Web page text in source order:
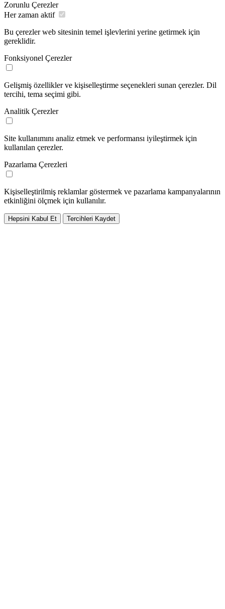
Zorunlu Çerezler
Her zaman aktif
Bu çerezler web sitesinin temel işlevlerini yerine getirmek için
gereklidir.
Fonksiyonel Çerezler
Gelişmiş özellikler ve kişiselleştirme seçenekleri sunan çerezler. Dil
tercihi, tema seçimi gibi.
Analitik Çerezler
Site kullanımını analiz etmek ve performansı iyileştirmek için
kullanılan çerezler.
Pazarlama Çerezleri
Kişiselleştirilmiş reklamlar göstermek ve pazarlama kampanyalarının
etkinliğini ölçmek için kullanılır.
Hepsini Kabul Et Tercihleri Kaydet